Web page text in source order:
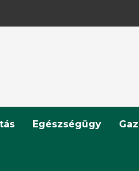
Egészségügy